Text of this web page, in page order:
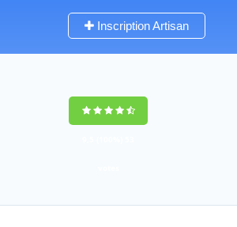
Inscription Artisan